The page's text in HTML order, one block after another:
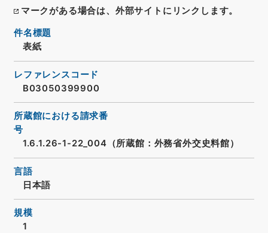
マークがある場合は、外部サイトにリンクします。
件名標題
表紙
レファレンスコード
B03050399900
所蔵館における請求番
号
1.6.1.26-1-22_004（所蔵館：外務省外交史料館）
言語
日本語
規模
1